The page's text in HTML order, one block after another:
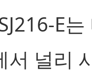
E
서 널리